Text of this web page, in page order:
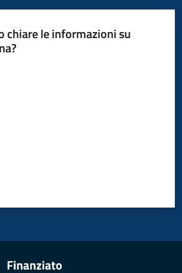
chiare le informazioni su